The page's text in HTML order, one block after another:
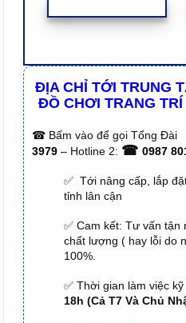
ĐỊA CHỈ TỚI TRUNG
ĐỒ CHƠI TRANG
☎ Bấm vào để gọi Tổng Đài
3979 – Hotline 2: ☎ 0987
✅ Tới nâng cấp, lắp
tỉnh lân cận
✅ Cam kết: Tư vấn
chất lượng ( hay lỗi do
100%.
✅ Thời gian làm việc
18h (Cả T7 Và Chủ